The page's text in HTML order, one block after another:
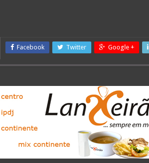
Facebook Twitter Google +